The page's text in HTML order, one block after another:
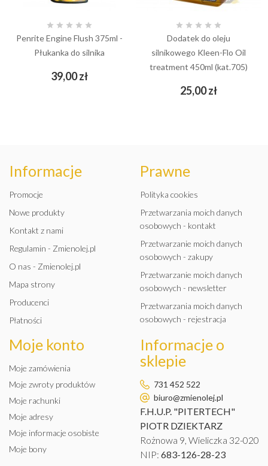
    
Penrite Engine Flush 375ml -
Płukanka do silnika
39,00 złCena
    
Dodatek do oleju
silnikowego Kleen-Flo Oil
treatment 450ml (kat.705)
25,00 złCena
Informacje
Promocje
Nowe produkty
Kontakt z nami
Regulamin - Zmienolej.pl
O nas - Zmienolej.pl
Mapa strony
Producenci
Płatności
Prawne
Polityka cookies
Przetwarzania moich danych
osobowych - kontakt
Przetwarzanie moich danych
osobowych - zakupy
Przetwarzanie moich danych
osobowych - newsletter
Przetwarzania moich danych
osobowych - rejestracja
Moje konto
Moje zamówienia
Moje zwroty produktów
Moje rachunki
Moje adresy
Moje informacje osobiste
Moje bony
Informacje o
sklepie
731 452 522
biuro@zmienolej.pl
F.H.U.P. "PITERTECH"
PIOTR DZIEKTARZ
Rożnowa 9, Wieliczka 32-020
NIP: 683-126-28-23